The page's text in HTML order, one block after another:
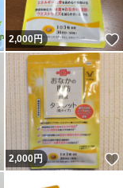
いいね！
2,000円
いいね！
2,000円